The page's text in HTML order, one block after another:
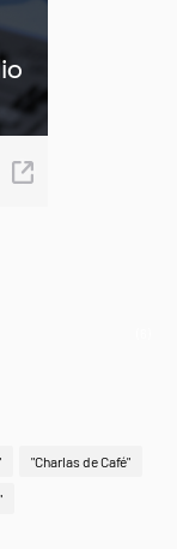
"Charlas de Café"